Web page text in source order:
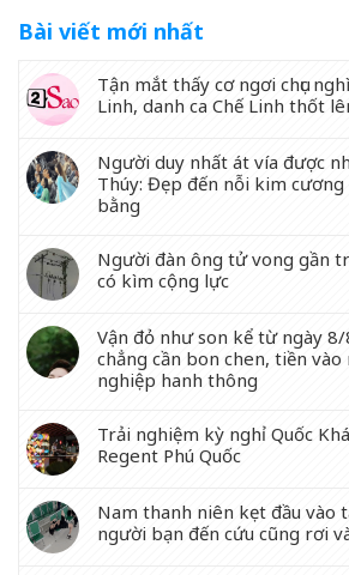
Bài viết mới nhất
Tận mắt thấy cơ ngơi chục
Linh, danh ca Chế Linh thốt
Người duy nhất át vía được
Thúy: Đẹp đến nỗi kim
bằng
Người đàn ông tử vong gần
có kìm cộng lực
Vận đỏ như son kể từ ngày
chẳng cần bon chen, tiền
nghiệp hanh thông
Trải nghiệm kỳ nghỉ Quốc
Regent Phú Quốc
Nam thanh niên kẹt đầu vào
người bạn đến cứu cũng rơi